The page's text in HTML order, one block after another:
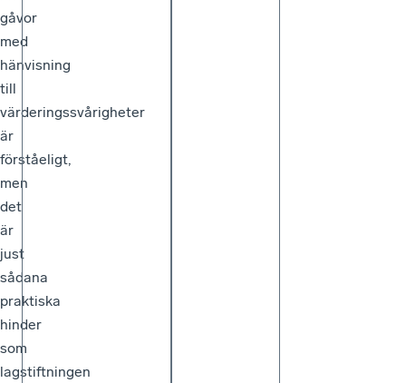
gåvor
med
hänvisning
till
värderingssvårigheter
är
förståeligt,
men
det
är
just
sådana
praktiska
hinder
som
lagstiftningen